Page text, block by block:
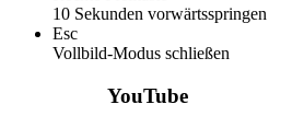
10 Sekunden vorwärtsspringen
Esc
Vollbild-Modus schließen
YouTube